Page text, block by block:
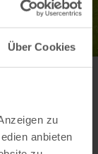
Über Cookies
zu
anbieten